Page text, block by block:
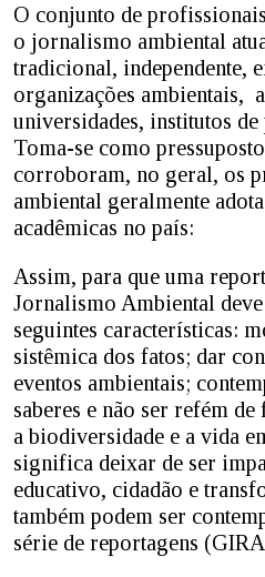
O conjunto de
o jornalismo ambiental
tradicional, independente,
organizações ambientais,
universidades, institutos de
Toma-se como
corroboram, no geral, os
ambiental geralmente
acadêmicas no país:
Assim, para que uma
Jornalismo Ambiental
seguintes características:
sistêmica dos fatos; dar
eventos ambientais;
saberes e não ser refém
a biodiversidade e a vida
significa deixar de ser
educativo, cidadão e
também podem ser
série de reportagens